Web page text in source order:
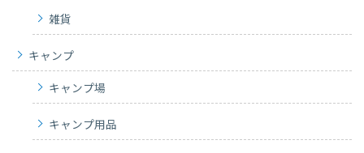
雑貨
キャンプ
キャンプ場
キャンプ用品